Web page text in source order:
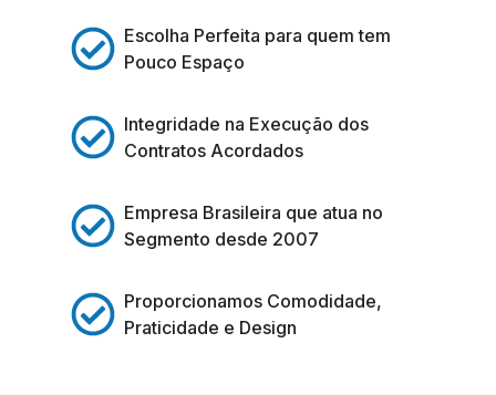
Escolha Perfeita para quem tem
Pouco Espaço
Integridade na Execução dos
Contratos Acordados
Empresa Brasileira que atua no
Segmento desde 2007
Proporcionamos Comodidade,
Praticidade e Design